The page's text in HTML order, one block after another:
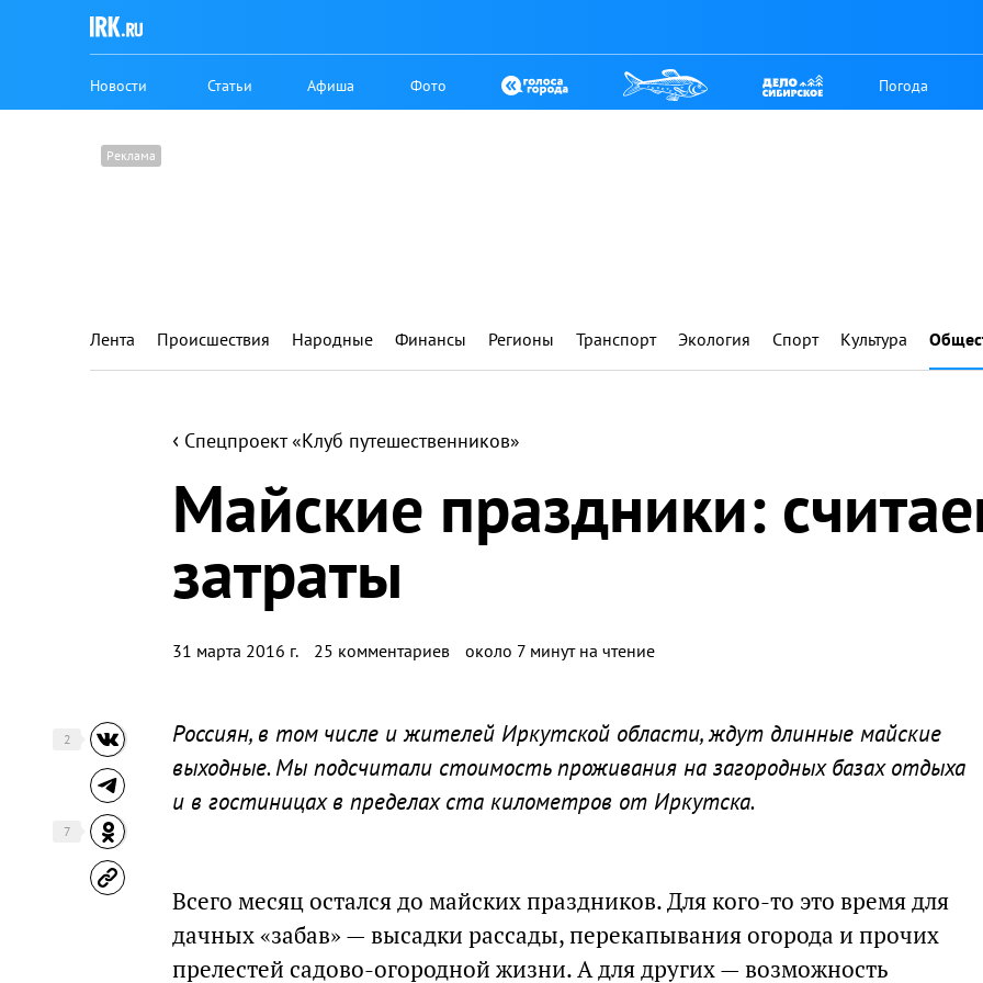
Новости Статьи Афиша Фото Погода
Лента Происшествия Народные Финансы Регионы Транспорт Экология Спорт Культура
‹ Спецпроект «Клуб путешественников»
Майские праздники:
затраты
31 марта 2016 г. 25 комментариев около 7 минут на чтение
Россиян, в том числе и жителей Иркутской области, ждут длинные майские
выходные. Мы подсчитали стоимость проживания на загородных базах отдыха
и в гостиницах в пределах ста километров от Иркутска.
2
7
Всего месяц остался до майских праздников. Для кого-то это время для
дачных «забав» — высадки рассады, перекапывания огорода и прочих
прелестей садово-огородной жизни. А для других — возможность